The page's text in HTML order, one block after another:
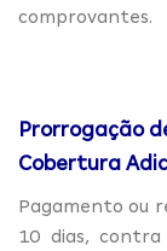
comprovantes.
Prorrogação
Cobertura
Pagamento ou
10 dias,